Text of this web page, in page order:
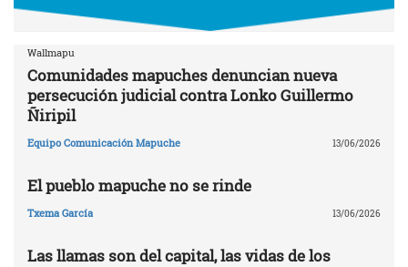
Wallmapu
Comunidades mapuches denuncian nueva
persecución judicial contra Lonko Guillermo
Ñiripil
Equipo Comunicación Mapuche 13/06/2026
El pueblo mapuche no se rinde
Txema García 13/06/2026
Las llamas son del capital, las vidas de los